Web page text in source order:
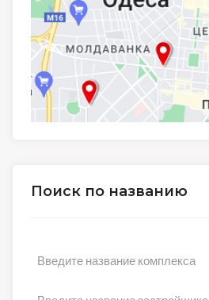
Поиск по названию
Введите название комплекса